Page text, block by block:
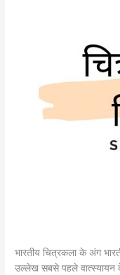
भारतीय चित्रकला के अंग
उल्लेख सबसे पहले